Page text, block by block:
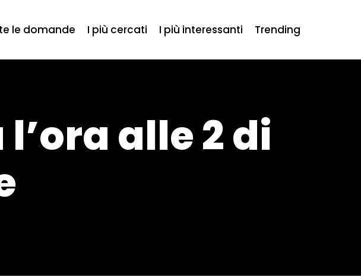
le domande I più cercati I più interessanti Trending
alle 2 di